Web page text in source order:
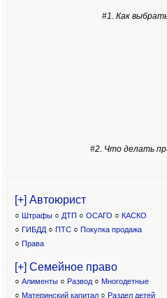
#1. Как
#2. Что делать
[+] Автоюрист
○ Штрафы ○ ДТП ○ ОСАГО ○ КАСКО
○ ГИБДД ○ ПТС ○ Покупка продажа
○ Права
[+] Семейное право
○ Алименты ○ Развод ○ Многодетные
○ Материнский капитал○ Раздел детей